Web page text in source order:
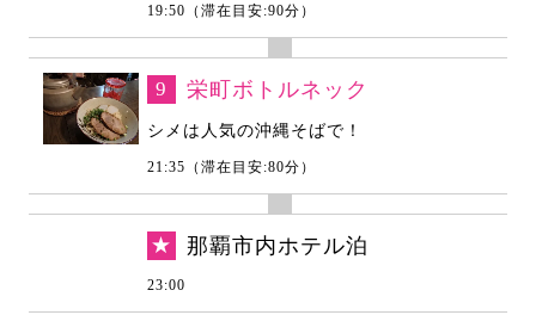
19:50（滞在目安:90分）
9 栄町ボトルネック
シメは人気の沖縄そばで！
21:35（滞在目安:80分）
★ 那覇市内ホテル泊
23:00